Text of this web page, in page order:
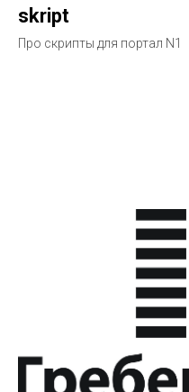
skript
Про скрипты для портал N1